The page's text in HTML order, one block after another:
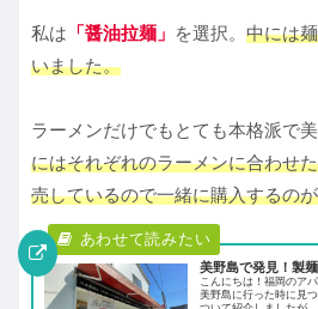
私は 「醤油拉麺」 を選択。 中には
いました。
ラーメンだけでもとても本格派で美
にはそれぞれのラーメンに合わせ
売しているので一緒に購入するの
美野島で発見！製
こんにちは！福岡のア
美野島に行った時に見